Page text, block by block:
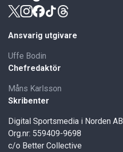
Ansvarig utgivare
Uffe Bodin
Chefredaktör
Måns Karlsson
Skribenter
Digital Sportsmedia i Norden AB
Org.nr: 559409-9698
c/o Better Collective